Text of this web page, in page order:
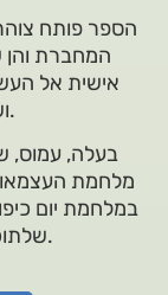
הספר פותח
המחברת
אישית אל
ושל עולם ההתרמות למען ישראל בתפוצות.
בעלה, עמוס,
מלחמת
במלחמת יום
שלתוכה הכניסה את העולם הרחב על תפוצותיו.